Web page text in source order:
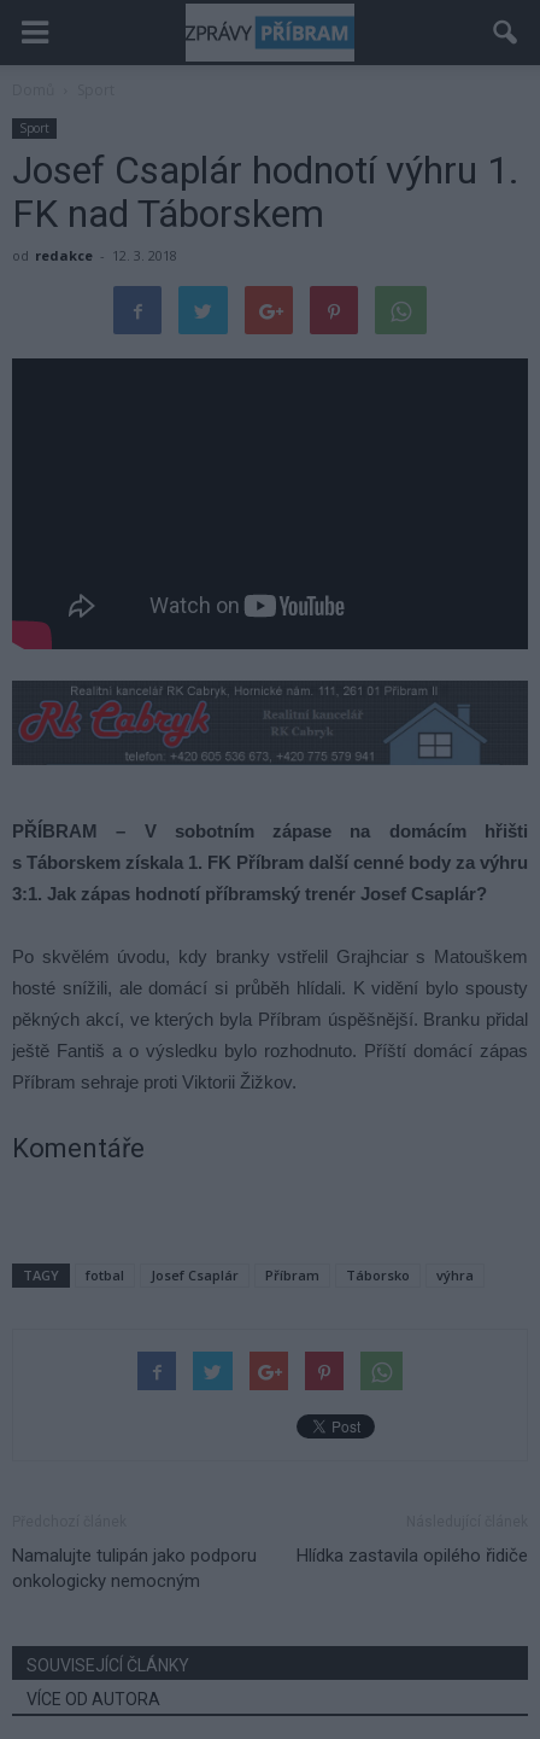
Sport
Josef Csaplár hodnotí výhru 1.
FK nad Táborskem
od redakce - 12. 3. 2018
PŘÍBRAM – V sobotním zápase na domácím hřišti
s Táborskem získala 1. FK Příbram další cenné body za výhru
3:1. Jak zápas hodnotí příbramský trenér Josef Csaplár?
Po skvělém úvodu, kdy branky vstřelil Grajhciar s Matouškem
hosté snížili, ale domácí si průběh hlídali. K vidění bylo spousty
pěkných akcí, ve kterých byla Příbram úspěšnější. Branku přidal
ještě Fantiš a o výsledku bylo rozhodnuto. Příští domácí zápas
Příbram sehraje proti Viktorii Žižkov.
Komentáře
TAGY fotbal Josef Csaplár Příbram Táborsko výhra
Namalujte tulipán jako podporu
onkologicky nemocným
Hlídka zastavila opilého řidiče
SOUVISEJÍCÍ ČLÁNKY
VÍCE OD AUTORA